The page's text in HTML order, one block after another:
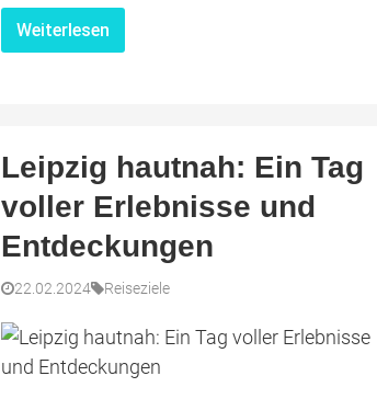
Weiterlesen
Leipzig hautnah: Ein Tag
voller Erlebnisse und
Entdeckungen
22.02.2024 Reiseziele